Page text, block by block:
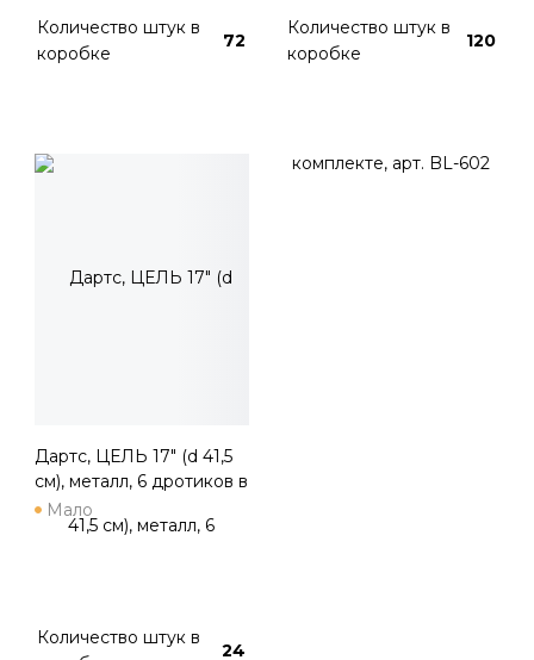
Количество штук в
коробке
72
Количество штук в
коробке
120
Дартс, ЦЕЛЬ 17" (d 41,5
см), металл, 6 дротиков в
комплекте, арт. BL-17326
Мало
Количество штук в
24